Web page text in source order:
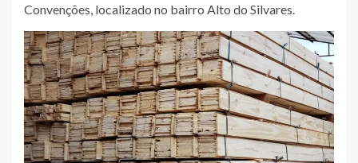
Convenções, localizado no bairro Alto do Silvares.